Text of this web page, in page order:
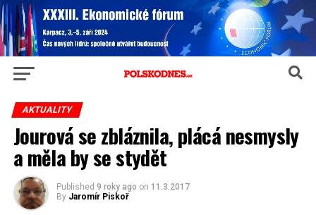
AKTUALITY
Jourová se zbláznila, plácá nesmysly
a měla by se stydět
Published 9 roky ago on 11.3.2017
By Jaromír Piskoř